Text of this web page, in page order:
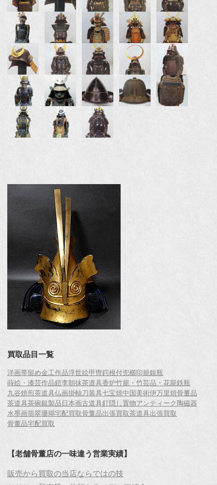
買取品目一覧
洋画帯留め金工作品浮世絵甲冑鍔根付兜櫛印籠銀瓶
蒔絵・漆芸作品鎧李朝抹茶道具香炉竹籠・竹芸品・花籠鉄瓶
九谷焼煎茶道具仏画掛軸刀装具七宝焼中国美術伊万里焼骨董品
茶道具茶碗銀製品 日本画古道具釘隠し置物アンティーク 陶磁器
水墨画翡翠珊瑚宅配買取骨董品出張買取茶道具出張買取
骨董品宅配買取
【老舗骨董店の一味違う営業実績】
販売から買取の当店ならではの技